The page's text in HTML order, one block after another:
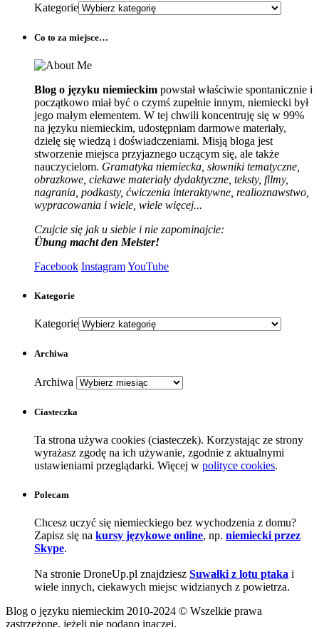
Kategorie
Co to za miejsce…
Blog o języku niemieckim powstał właściwie spontanicznie i
początkowo miał być o czymś zupełnie innym, niemiecki był
jego małym elementem. W tej chwili koncentruję się w 99%
na języku niemieckim, udostępniam darmowe materiały,
dzielę się wiedzą i doświadczeniami. Misją bloga jest
stworzenie miejsca przyjaznego uczącym się, ale także
nauczycielom. Gramatyka niemiecka, słowniki tematyczne,
obrazkowe, ciekawe materiały dydaktyczne, teksty, filmy,
nagrania, podkasty, ćwiczenia interaktywne, realioznawstwo,
wypracowania i wiele, wiele więcej...
Czujcie się jak u siebie i nie zapominajcie:
Übung macht den Meister!
Facebook InstagramYouTube
Kategorie
Kategorie
Archiwa
Archiwa
Ciasteczka
Ta strona używa cookies (ciasteczek). Korzystając ze strony
wyrażasz zgodę na ich używanie, zgodnie z aktualnymi
ustawieniami przeglądarki. Więcej w polityce cookies.
Polecam
Chcesz uczyć się niemieckiego bez wychodzenia z domu?
Zapisz się na kursy językowe online, np. niemiecki przez
Skype.
Na stronie DroneUp.pl znajdziesz Suwałki z lotu ptaka i
wiele innych, ciekawych miejsc widzianych z powietrza.
Blog o języku niemieckim 2010-2024 © Wszelkie prawa
zastrzeżone, jeżeli nie podano inaczej.